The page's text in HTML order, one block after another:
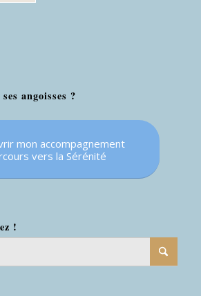
angoisses ?
mon accompagnement
vers la Sérénité
!